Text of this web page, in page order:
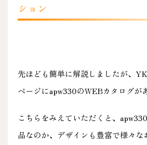
ション
先ほども簡単に解説しましたが、
ページにapw330のWEBカタログが
こちらをみえていただくと、
品なのか、デザインも豊富で様々な